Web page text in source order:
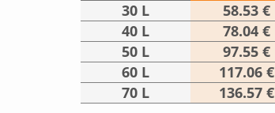
30 L 58.53 €
40 L
78.04 €
50 L
97.55 €
60 L
117.06 €
70 L
136.57 €